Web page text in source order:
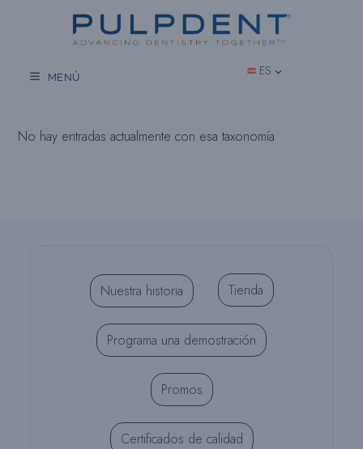
MENÚ ES
No hay entradas actualmente con esa taxonomía
Nuestra historia Tienda
Programa una demostración
Promos
Certificados de calidad